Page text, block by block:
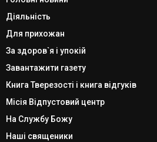
Діяльність
Для прихожан
За здоров`я і упокій
Завантажити газету
Книга Тверезості і книга відгуків
Місія Відпустовий центр
На Службу Божу
Наші священики